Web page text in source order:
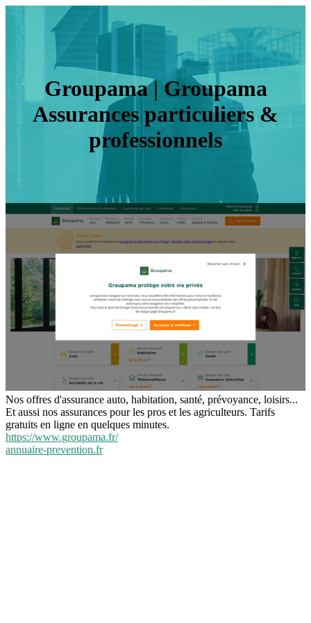
Groupama | Groupama
Assurances par­ticu­liers &
profes­sion­nels
Nos offres d'assurance auto, habitation, santé, prévoyance, loisirs...
Et aussi nos assurances pour les pros et les agriculteurs. Tarifs
gratuits en ligne en quelques minutes.
https://www.groupama.fr/
annuaire-prevention.fr